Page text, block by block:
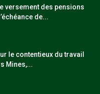
versement des pensions
de...
le contentieux du travail
Mines,...